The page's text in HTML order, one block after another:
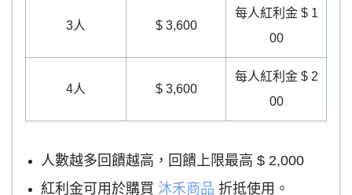
3人 $ 3,600
每人紅利金 $ 1
00
4人 $ 3,600
每人紅利金 $ 2
00
人數越多回饋越高，回饋上限最高 $ 2,000
紅利金可用於購買 沐禾商品 折抵使用。